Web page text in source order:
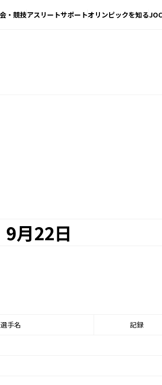
・競技アスリートサポートオリンピックを知る
9月22日
選手名 記録